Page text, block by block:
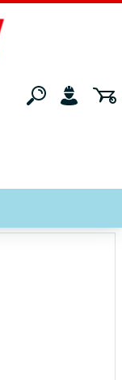
& Gartenstatuen
Farben